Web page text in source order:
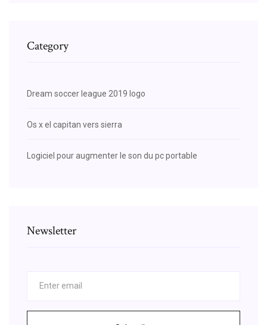
Category
Dream soccer league 2019 logo
Os x el capitan vers sierra
Logiciel pour augmenter le son du pc portable
Newsletter